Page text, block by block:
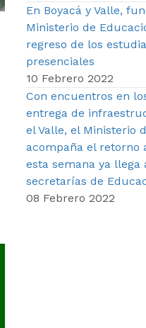
En Boyacá y Valle,
Ministerio de
regreso de los
presenciales
10 Febrero 2022
Con encuentros en
entrega de
el Valle, el Ministerio
acompaña el retorno
esta semana ya llega
secretarías de
08 Febrero 2022